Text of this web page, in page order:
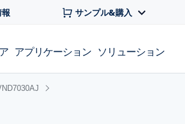
サンプル&購入
アプリケーション ソリューション